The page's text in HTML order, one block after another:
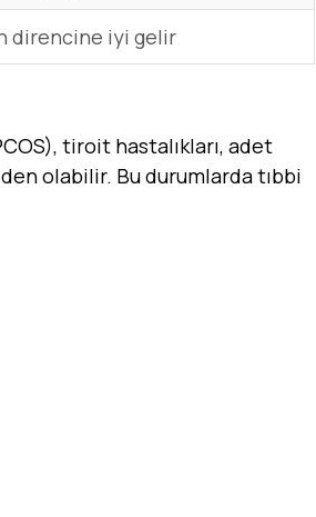
direncine iyi gelir
tiroit hastalıkları, adet
olabilir. Bu durumlarda tıbbi